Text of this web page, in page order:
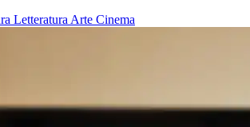
Letteratura Arte Cinema